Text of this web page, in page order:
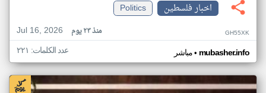
اخبار فلسطين
Politics
Jul 16, 2026
منذ ٢٣ يوم GH55XK
مباشر• mubasher.info عدد الكلمات: ٢٢١